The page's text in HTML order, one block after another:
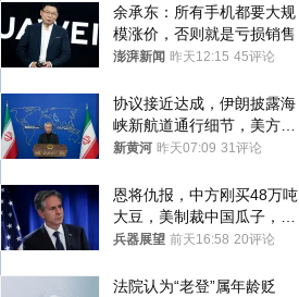
余承东：所有手机都要大规
模涨价，否则就是亏损销售
澎湃新闻 昨天12:15 45评论
协议接近达成，伊朗披露海
峡新航道通行细节，美方再
提“倒计时”
新黄河 昨天07:09 31评论
恩将仇报，中方刚买48万吨
大豆，美制裁中国瓜子，布
林肯措辞变了
兵器展望 前天16:58 20评论
法院认为“老登”属年龄贬